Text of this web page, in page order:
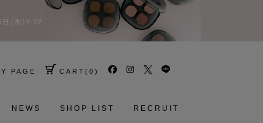
PAGE CART ( 0 )
NEWS SHOP LIST RECRUIT